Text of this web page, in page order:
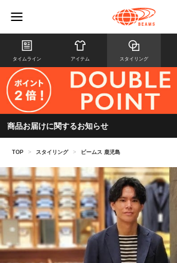
タイムライン アイテム スタイリング
商品お届けに関するお知らせ
TOP > スタイリング > ビームス 鹿児島